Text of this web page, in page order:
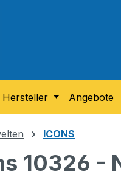
Hersteller Angebote
ICONS
10326